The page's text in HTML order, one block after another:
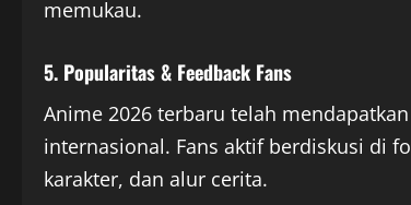
memukau.
5. Popularitas & Feedback Fans
Anime 2026 terbaru telah
internasional. Fans aktif berdiskusi di
karakter, dan alur cerita.